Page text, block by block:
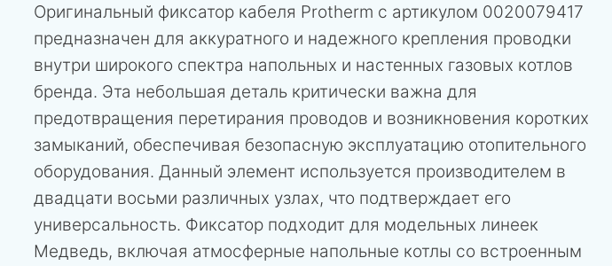
Оригинальный фиксатор кабеля Protherm с артикулом 0020079417
предназначен для аккуратного и надежного крепления проводки
внутри широкого спектра напольных и настенных газовых котлов
бренда. Эта небольшая деталь критически важна для
предотвращения перетирания проводов и возникновения коротких
замыканий, обеспечивая безопасную эксплуатацию отопительного
оборудования. Данный элемент используется производителем в
двадцати восьми различных узлах, что подтверждает его
универсальность. Фиксатор подходит для модельных линеек
Медведь, включая атмосферные напольные котлы со встроенным